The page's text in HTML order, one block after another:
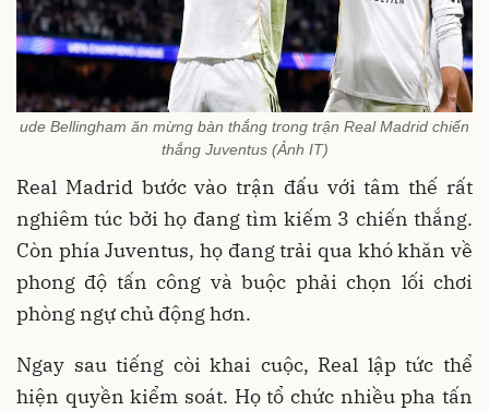
ude Bellingham ăn mừng bàn thắng trong trận Real Madrid chiến
thắng Juventus (Ảnh IT)
Real Madrid bước vào trận đấu với tâm thế rất
nghiêm túc bởi họ đang tìm kiếm 3 chiến thắng.
Còn phía Juventus, họ đang trải qua khó khăn về
phong độ tấn công và buộc phải chọn lối chơi
phòng ngự chủ động hơn.
Ngay sau tiếng còi khai cuộc, Real lập tức thể
hiện quyền kiểm soát. Họ tổ chức nhiều pha tấn